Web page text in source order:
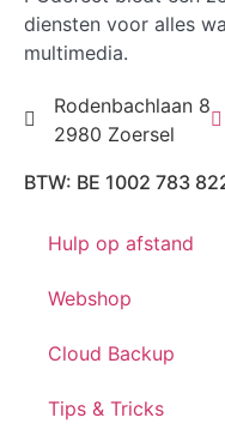
diensten voor alles
multimedia.
Rodenbachlaan 8
2980 Zoersel
BTW: BE 1002 783
Hulp op afstand
Webshop
Cloud Backup
Tips & Tricks